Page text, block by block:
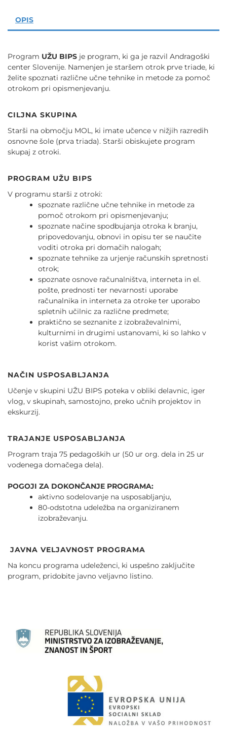
OPIS
Program UŽU BIPS je program, ki ga je razvil Andragoški
center Slovenije. Namenjen je staršem otrok prve triade, ki
želite spoznati različne učne tehnike in metode za pomoč
otrokom pri opismenjevanju.
CILJNA SKUPINA
Starši na območju MOL, ki imate učence v nižjih razredih
osnovne šole (prva triada). Starši obiskujete program
skupaj z otroki.
PROGRAM UŽU BIPS
V programu starši z otroki:
spoznate različne učne tehnike in metode za
pomoč otrokom pri opismenjevanju;
spoznate načine spodbujanja otroka k branju,
pripovedovanju, obnovi in opisu ter se naučite
voditi otroka pri domačih nalogah;
spoznate tehnike za urjenje računskih spretnosti
otrok;
spoznate osnove računalništva, interneta in el.
pošte, prednosti ter nevarnosti uporabe
računalnika in interneta za otroke ter uporabo
spletnih učilnic za različne predmete;
praktično se seznanite z izobraževalnimi,
kulturnimi in drugimi ustanovami, ki so lahko v
korist vašim otrokom.
NAČIN USPOSABLJANJA
Učenje v skupini UŽU BIPS poteka v obliki delavnic, iger
vlog, v skupinah, samostojno, preko učnih projektov in
ekskurzij.
TRAJANJE USPOSABLJANJA
Program traja 75 pedagoških ur (50 ur org. dela in 25 ur
vodenega domačega dela).
POGOJI ZA DOKONČANJE PROGRAMA:
aktivno sodelovanje na usposabljanju,
80-odstotna udeležba na organiziranem
izobraževanju.
JAVNA VELJAVNOST PROGRAMA
Na koncu programa udeleženci, ki uspešno zaključite
program, pridobite javno veljavno listino.